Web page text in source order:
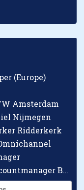
(Europe)
Amsterdam
Nijmegen
Ridderkerk
Checkpoint Systems Key Accountmanager Benelux